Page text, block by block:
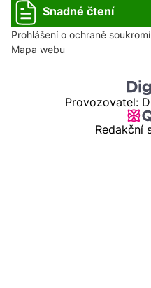
Snadné čtení
Prohlášení o ochraně soukromí
Mapa webu
Provozovatel:
Redakční